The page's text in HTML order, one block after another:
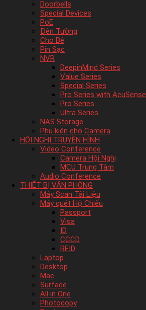
Doorbells
Special Devices
PoE
Đèn Tường
Cho Bé
Pin Sạc
NVR
DeepinMind Series
Value Series
Special Series
Pro Series with AcuSense
Pro Series
Ultra Series
NAS Storage
Phụ kiên cho Camera
HỘI NGHỊ TRUYỀN HÌNH
Video Conference
Camera Hội Nghị
MCU Trung Tâm
Audio Conference
THIẾT BỊ VĂN PHÒNG
Máy Scan Tài Liệu
Máy quét Hộ Chiếu
Passport
Visa
ID
CCCD
RFID
Laptop
Desktop
Mac
Surface
All in One
Photocopy